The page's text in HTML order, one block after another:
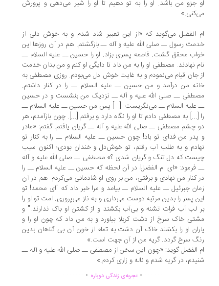
جزو من باشد. او را به تو دهیم تا او را شیر می‌دهی و پرورش
الفضل می‌گوید که «از این تعبیر شاد شدم و به خوش دلی از
رسول ــ صلى الله علیه و آله ــ بازگشتم. هم در آن روزها این
محقق گشت. فاطمه پسری بزاد. او را حسین ــ علیه السلام ــ
نهادند. مصطفی او را به من داد تا دایگی او کنم و من بدان خدمت
جان قیام می‌نمودم و به غایت خوش دل می‌بودم. روزی مصطفی به
من درآمد و من حسین ــ علیه السلام ــ را در کنار داشتم.
ــ صلى الله علیه و آله ــ نزدیک من بنشست و در حسین
علیه السلام ــ می‌نگریست. [...] پس من حسین ــ علیه السلام ــ
[...] به مصطفی دادم تا او را نگاه دارد و برفتم [...]. چون بازآمدم، هر
چشم مصطفی ــ صلى الله علیه و آله ــ گریان یافتم. گفتم: «مادر
من فداى تو باد! چون حسین ــ علیه السلام ــ را به کنار تو
و به طلب آب رفتم، تو خوش‌دل و خندان بودى؛ اکنون سبب
که دل تنگ و گریان شدى ؟» مصطفى ــ صلى الله علیه و آله
فرمود: «اى ام الفضل! در آن لحظه که حسین ــ علیه السلام ــ را
کنار من نهادى و برفتى، من بر روى او شادمانى مى‌کردم. هم در آن
جبرئیل ــ علیه السلام ــ بیامد و مرا خبر داد که "اى محمد! تو
پسر را بدین مرتبه دوست می‌دارى و به ناز می‌پرورى. امت تو او را
لب آب فرات تشنه و بى‌آب بکشند و از کشتن او باک ندارند." و
خاک سرخ از دشت کربلا بیاورد و به من داد که چون او را و
او را بکشند خاک آن دشت به تمام از خون آن بى گناهان بدین
سرخ گردد. گریه من از آن جهت است.»
الفضل گوید: «چون این سخن از مصطفی ــ صلى الله علیه و آله ــ
در گریه شدم و ناله و زاری کردم.»
................تجربه‌ی زندگی دوباره ...............